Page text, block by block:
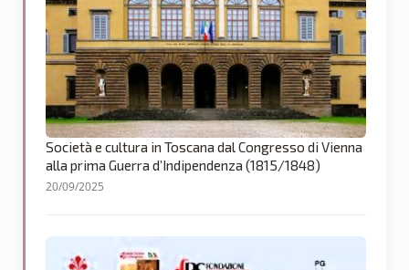
Società e cultura in Toscana dal Congresso di Vienna
alla prima Guerra d’Indipendenza (1815/1848)
20/09/2025